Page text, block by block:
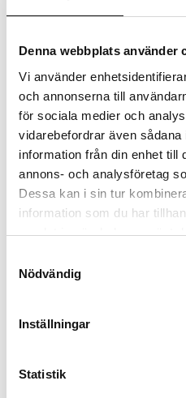
Denna webbplats använder
Vi använder
och annonserna till
för sociala medier och
vidarebefordrar även
information från din enhet till
annons- och analysföretag
Dessa kan i sin tur
information som du har
samlat in när du har använt
Nödvändig
Inställningar
Statistik
Ekologiskt utbud
Beskrivning
Recensioner